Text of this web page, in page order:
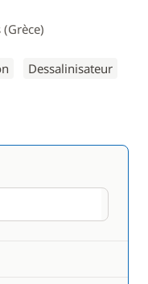
Dessalinisateur